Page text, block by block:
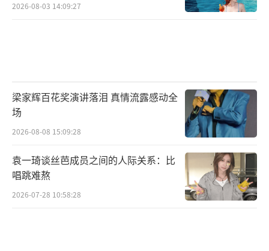
作为“全民嘴替”，当家观察团不回避分
中，为节目带来更贴近大众生活的观察视角。
从第一季的“二创”走向第二季的“共创”，
他们不仅是节目的观察者，也是观众情绪与观
2026-08-03 14:09:27
梁家辉百花奖演讲落泪 真情流露感动全
场
2026-08-08 15:09:28
袁一琦谈丝芭成员之间的人际关系：比
唱跳难熬
2026-07-28 10:58:28